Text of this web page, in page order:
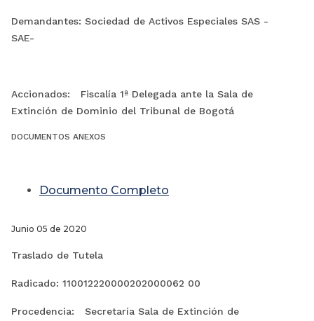
Demandantes: Sociedad de Activos Especiales SAS -
SAE-
Accionados: Fiscalía 1ª Delegada ante la Sala de
Extinción de Dominio del Tribunal de Bogotá
DOCUMENTOS ANEXOS
Documento Completo
Junio 05 de 2020
Traslado de Tutela
Radicado: 110012220000202000062 00
Procedencia: Secretaría Sala de Extinción de